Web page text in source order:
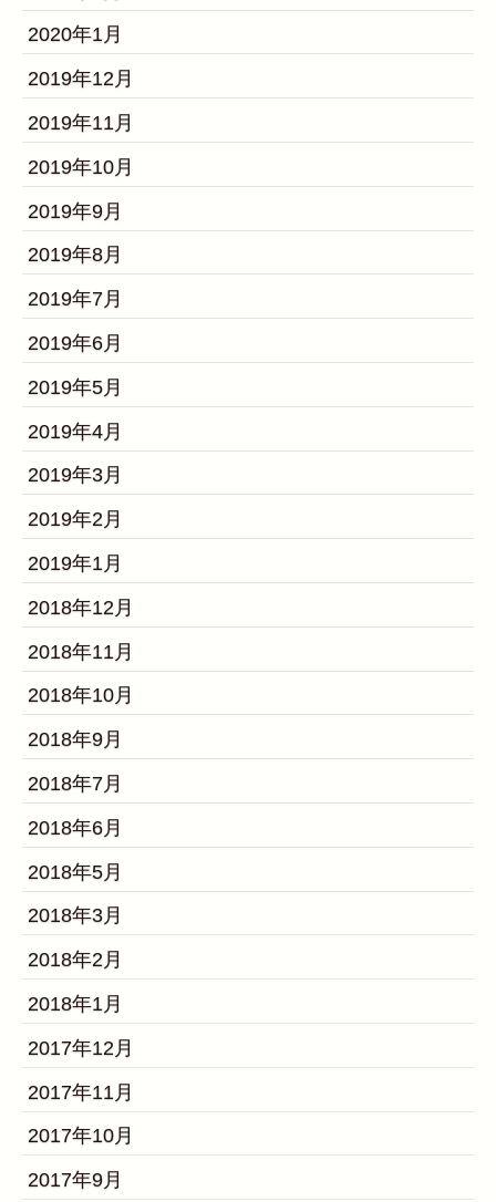
2020年1月
2019年12月
2019年11月
2019年10月
2019年9月
2019年8月
2019年7月
2019年6月
2019年5月
2019年4月
2019年3月
2019年2月
2019年1月
2018年12月
2018年11月
2018年10月
2018年9月
2018年7月
2018年6月
2018年5月
2018年3月
2018年2月
2018年1月
2017年12月
2017年11月
2017年10月
2017年9月